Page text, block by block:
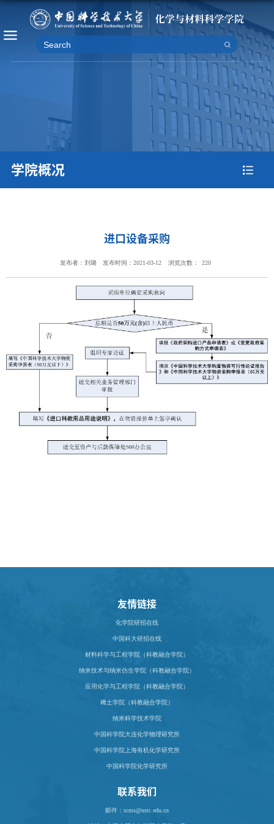
学院概况
进口设备采购
发布者：刘璐 发布时间：2021-03-12 浏览次数： 220
友情链接
化学院研招在线
中国科大研招在线
材料科学与工程学院（科教融合学院）
纳米技术与纳米仿生学院（科教融合学院）
应用化学与工程学院（科教融合学院）
稀土学院（科教融合学院）
纳米科学技术学院
中国科学院大连化学物理研究所
中国科学院上海有机化学研究所
中国科学院化学研究所
联系我们
邮件：scms@ustc.edu.cn